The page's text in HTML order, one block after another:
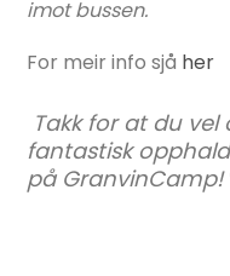
imot bussen.
For meir info sjå her
Takk for at du vel
fantastisk opphald
på GranvinCamp!